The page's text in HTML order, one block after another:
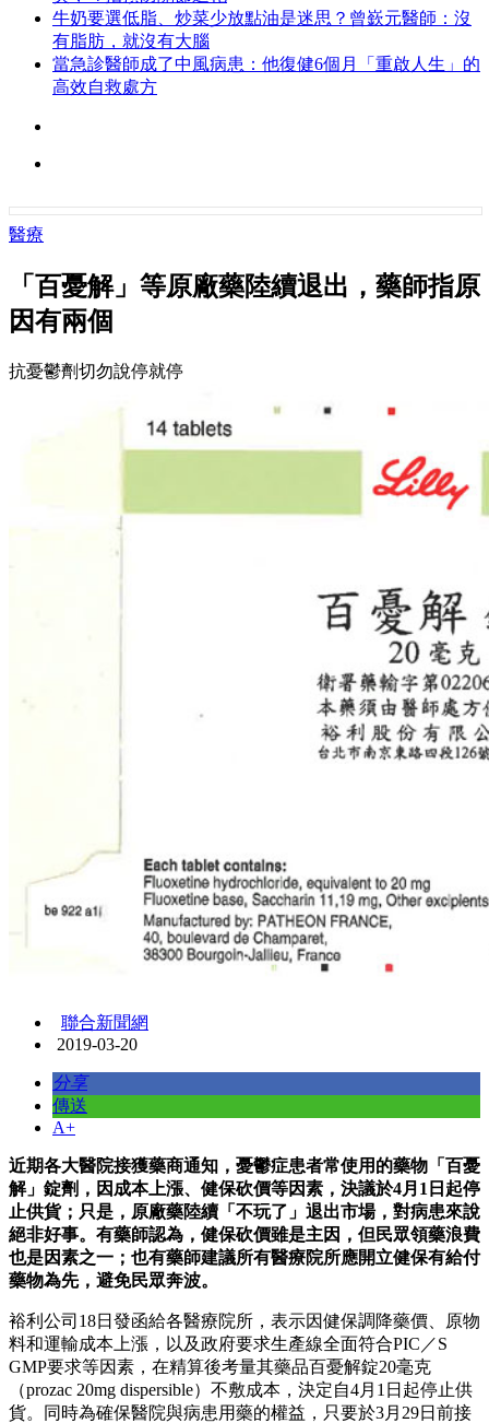
牛奶要選低脂、炒菜少放點油是迷思？曾嶔元醫師：沒
有脂肪，就沒有大腦
當急診醫師成了中風病患：他復健6個月「重啟人生」的
高效自救處方
醫療
「百憂解」等原廠藥陸續退出，藥師指原
因有兩個
抗憂鬱劑切勿說停就停
聯合新聞網
2019-03-20
分享
傳送
A+
近期各大醫院接獲藥商通知，憂鬱症患者常使用的藥物「百憂
解」錠劑，因成本上漲、健保砍價等因素，決議於4月1日起停
止供貨；只是，原廠藥陸續「不玩了」退出市場，對病患來說
絕非好事。有藥師認為，健保砍價雖是主因，但民眾領藥浪費
也是因素之一；也有藥師建議所有醫療院所應開立健保有給付
藥物為先，避免民眾奔波。
裕利公司18日發函給各醫療院所，表示因健保調降藥價、原物
料和運輸成本上漲，以及政府要求生產線全面符合PIC／S
GMP要求等因素，在精算後考量其藥品百憂解錠20毫克
（prozac 20mg dispersible）不敷成本，決定自4月1日起停止供
貨。同時為確保醫院與病患用藥的權益，只要於3月29日前接